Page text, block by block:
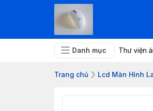
Danh mục Thư viện
Trang chủ Lcd Màn Hình